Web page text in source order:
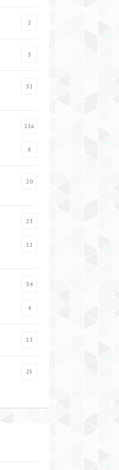
2
3
31
116
8
20
23
11
34
4
13
25